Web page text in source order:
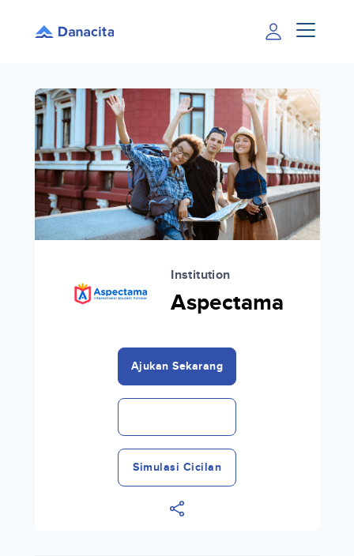
Institution
Aspectama
Ajukan Sekarang
Simulasi Cicilan